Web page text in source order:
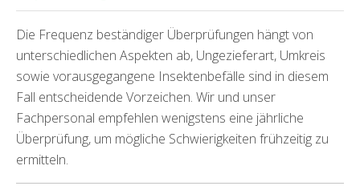
Die Frequenz beständiger Überprüfungen hängt von
unterschiedlichen Aspekten ab, Ungezieferart, Umkreis
sowie vorausgegangene Insektenbefälle sind in diesem
Fall entscheidende Vorzeichen. Wir und unser
Fachpersonal empfehlen wenigstens eine jährliche
Überprüfung, um mögliche Schwierigkeiten frühzeitig zu
ermitteln.